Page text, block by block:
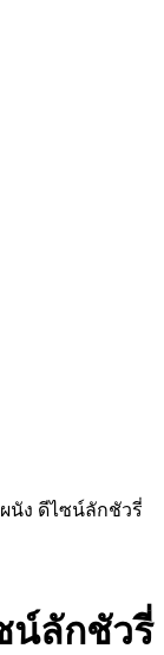
นัง ดีไซน์ลักชัวรี่
น์ลักชัวรี่